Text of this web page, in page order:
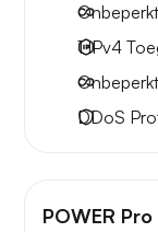
1 IPv4
DDoS
POWER Pro